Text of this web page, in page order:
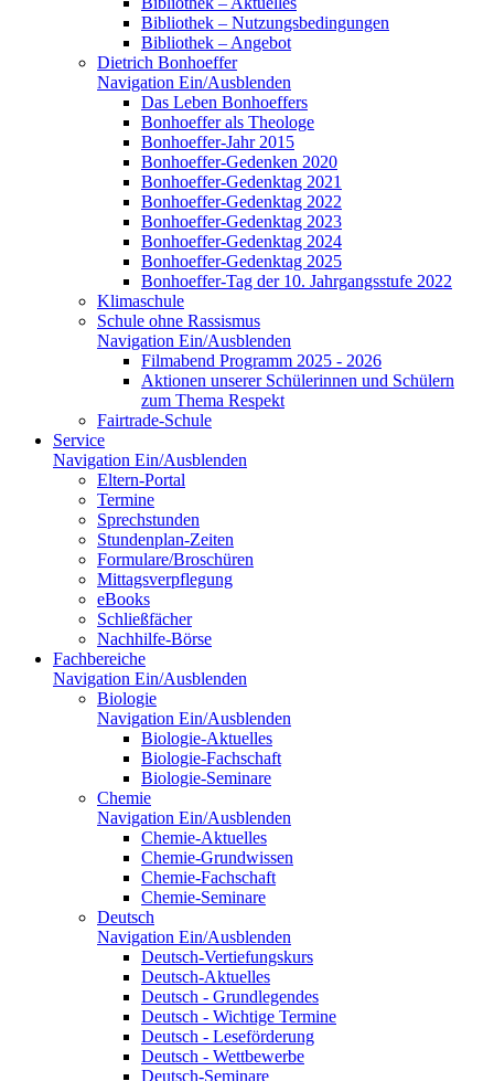
Bibliothek – Nutzungsbedingungen
Bibliothek – Angebot
Dietrich Bonhoeffer
Navigation Ein/Ausblenden
Das Leben Bonhoeffers
Bonhoeffer als Theologe
Bonhoeffer-Jahr 2015
Bonhoeffer-Gedenken 2020
Bonhoeffer-Gedenktag 2021
Bonhoeffer-Gedenktag 2022
Bonhoeffer-Gedenktag 2023
Bonhoeffer-Gedenktag 2024
Bonhoeffer-Gedenktag 2025
Bonhoeffer-Tag der 10. Jahrgangsstufe 2022
Klimaschule
Schule ohne Rassismus
Navigation Ein/Ausblenden
Filmabend Programm 2025 - 2026
Aktionen unserer Schülerinnen und Schülern
zum Thema Respekt
Fairtrade-Schule
Service
Navigation Ein/Ausblenden
Eltern-Portal
Termine
Sprechstunden
Stundenplan-Zeiten
Formulare/Broschüren
Mittagsverpflegung
eBooks
Schließfächer
Nachhilfe-Börse
Fachbereiche
Navigation Ein/Ausblenden
Biologie
Navigation Ein/Ausblenden
Biologie-Aktuelles
Biologie-Fachschaft
Biologie-Seminare
Chemie
Navigation Ein/Ausblenden
Chemie-Aktuelles
Chemie-Grundwissen
Chemie-Fachschaft
Chemie-Seminare
Deutsch
Navigation Ein/Ausblenden
Deutsch-Vertiefungskurs
Deutsch-Aktuelles
Deutsch - Grundlegendes
Deutsch - Wichtige Termine
Deutsch - Leseförderung
Deutsch - Wettbewerbe
Deutsch-Seminare